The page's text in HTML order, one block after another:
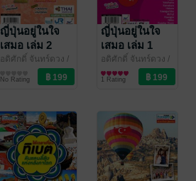
ญี่ปุ่นอยู่ในใจ
เสมอ เล่ม 2
อดิศักดิ์ จันทร์ดวง /
สำนักพิมพ์ฟอร์เวิร์ด
No Rating
ญี่ปุ่นอยู่ในใจ
เสมอ เล่ม 1
อดิศักดิ์ จันทร์ดวง /
สำนักพิมพ์ฟอร์เวิร์ด
ท่องเที่ยว
1 Rating